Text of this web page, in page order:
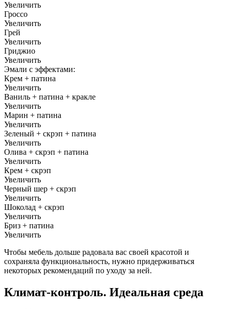
Увеличить
Гроссо
Увеличить
Грей
Увеличить
Гриджио
Увеличить
Эмали с эффектами:
Крем + патина
Увеличить
Ваниль + патина + кракле
Увеличить
Марин + патина
Увеличить
Зеленый + скрэп + патина
Увеличить
Олива + скрэп + патина
Увеличить
Крем + скрэп
Увеличить
Черный шер + скрэп
Увеличить
Шоколад + скрэп
Увеличить
Бриз + патина
Увеличить
Чтобы мебель дольше радовала вас своей красотой и
сохраняла функциональность, нужно придерживаться
некоторых рекомендаций по уходу за ней.
Климат-контроль. Идеальная среда